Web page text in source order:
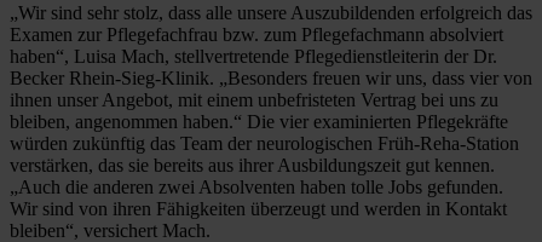
„Wir sind sehr stolz, dass alle unsere Auszubildenden erfolgreich das
Examen zur Pflegefachfrau bzw. zum Pflegefachmann absolviert
haben“, Luisa Mach, stellvertretende Pflegedienstleiterin der Dr.
Becker Rhein-Sieg-Klinik. „Besonders freuen wir uns, dass vier von
ihnen unser Angebot, mit einem unbefristeten Vertrag bei uns zu
bleiben, angenommen haben.“ Die vier examinierten Pflegekräfte
würden zukünftig das Team der neurologischen Früh-Reha-Station
verstärken, das sie bereits aus ihrer Ausbildungszeit gut kennen.
„Auch die anderen zwei Absolventen haben tolle Jobs gefunden.
Wir sind von ihren Fähigkeiten überzeugt und werden in Kontakt
bleiben“, versichert Mach.